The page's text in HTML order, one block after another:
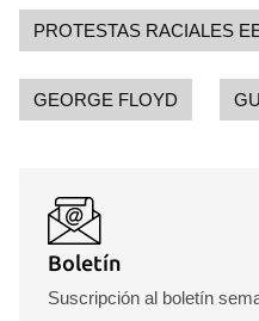
PROTESTAS RACIALES
GEORGE FLOYD
Boletín
Suscripción al boletín